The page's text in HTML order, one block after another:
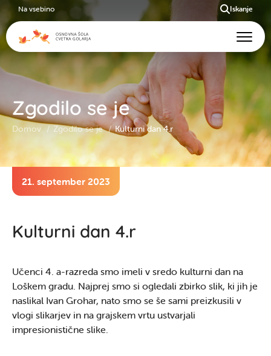
Zgodilo se je
Domov Zgodilo se je Kulturni dan 4.r
21. september 2023
Kulturni dan 4.r
Učenci 4. a-razreda smo imeli v sredo kulturni dan na
Loškem gradu. Najprej smo si ogledali zbirko slik, ki jih je
naslikal Ivan Grohar, nato smo se še sami preizkusili v
vlogi slikarjev in na grajskem vrtu ustvarjali
impresionistične slike.
Na vsebino Iskanje